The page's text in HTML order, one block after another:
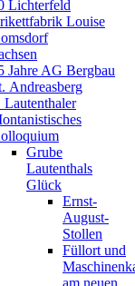
Lichterfeld
Louise
Jahre AG Bergbau
Andreasberg
Lautenthaler
Grube
Lautenthals
Glück
Ernst-
August-
Stollen
Füllort und
am neuen